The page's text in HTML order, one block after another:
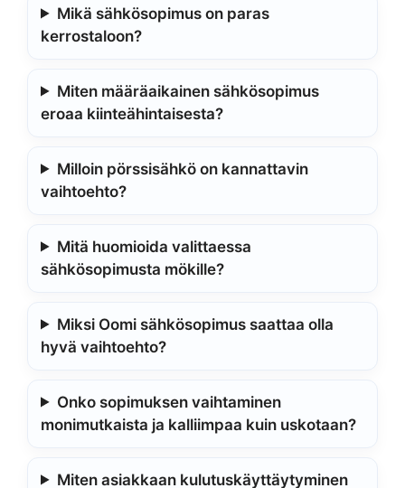
Mikä sähkösopimus on paras
kerrostaloon?
Miten määräaikainen sähkösopimus
eroaa kiinteähintaisesta?
Milloin pörssisähkö on kannattavin
vaihtoehto?
Mitä huomioida valittaessa
sähkösopimusta mökille?
Miksi Oomi sähkösopimus saattaa olla
hyvä vaihtoehto?
Onko sopimuksen vaihtaminen
monimutkaista ja kalliimpaa kuin uskotaan?
Miten asiakkaan kulutuskäyttäytyminen